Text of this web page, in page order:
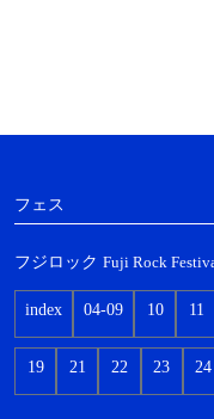
フェス
フジロック Fuji Rock
index 04-09 10 11
19 21 22 23 24